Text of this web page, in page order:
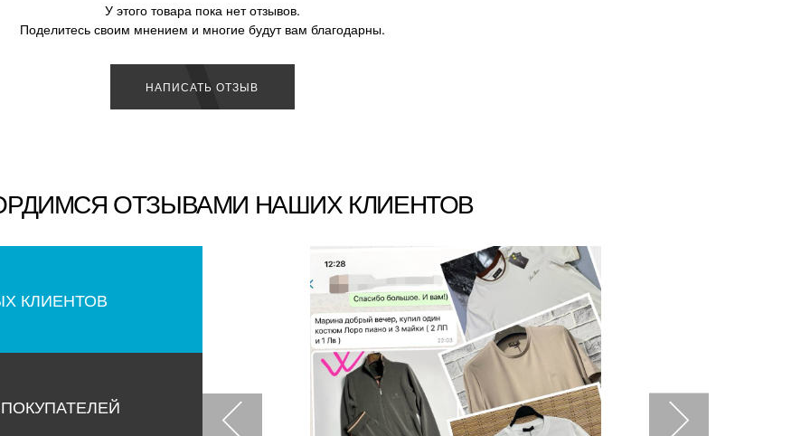
У этого товара пока нет отзывов.
Поделитесь своим мнением и многие будут вам благодарны.
НАПИСАТЬ ОТЗЫВ
ОТЗЫВАМИ НАШИХ КЛИЕНТОВ
КЛИЕНТОВ